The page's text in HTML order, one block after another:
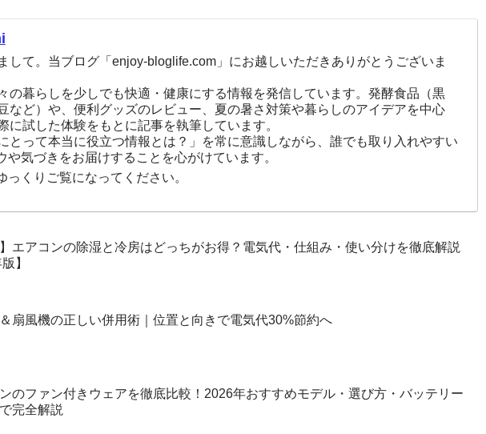
して。当ブログ「enjoy-bloglife.com」にお越しいただきありがとうございま
の暮らしを少しでも快適・健康にする情報を発信しています。発酵食品（黒
など）や、便利グッズのレビュー、夏の暑さ対策や暮らしのアイデアを中心
に試した体験をもとに記事を執筆しています。
とって本当に役立つ情報とは？」を常に意識しながら、誰でも取り入れやすい
や気づきをお届けすることを心がけています。
っくりご覧になってください。
】エアコンの除湿と冷房はどっちがお得？電気代・仕組み・使い分けを徹底解説
】
扇風機の正しい併用術｜位置と向きで電気代30%節約へ
のファン付きウェアを徹底比較！2026年おすすめモデル・選び方・バッテリー
完全解説